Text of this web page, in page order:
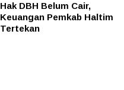
Hak DBH Belum Cair,
Keuangan Pemkab Haltim
Tertekan